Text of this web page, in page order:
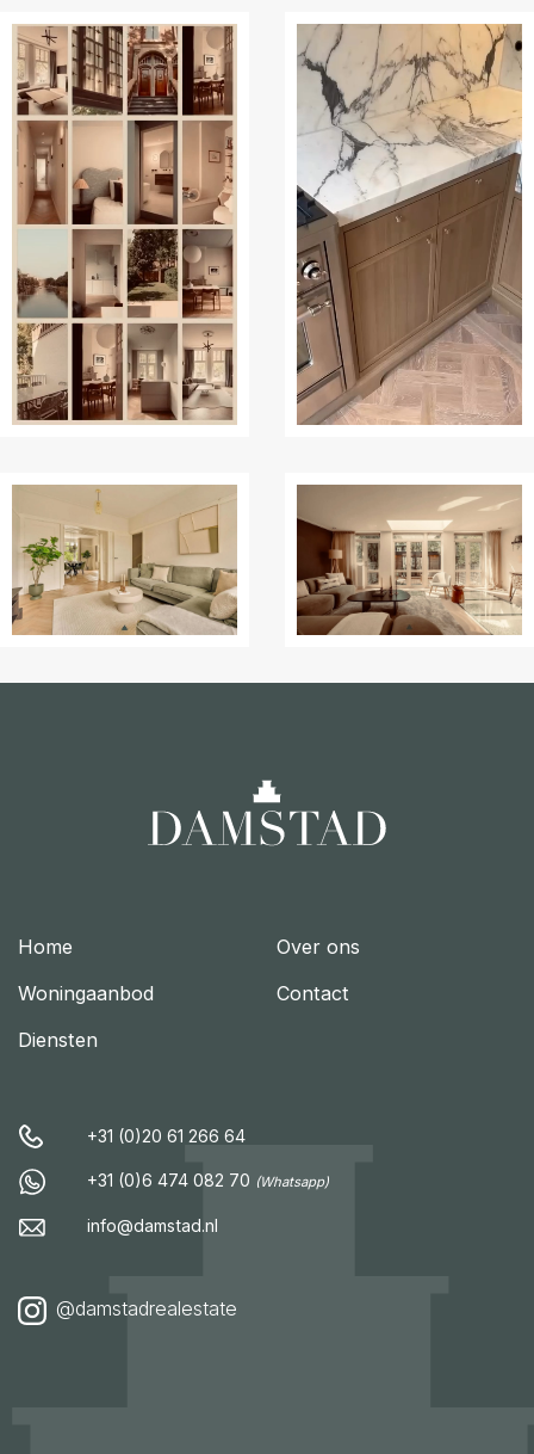
Home
Woningaanbod
Diensten
Over ons
Contact
+31 (0)20 61 266 64
+31 (0)6 474 082 70 (Whatsapp)
info@damstad.nl
@damstadrealestate